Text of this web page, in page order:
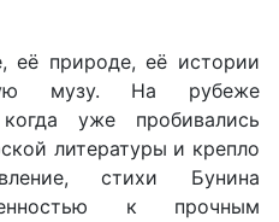
её природе, её истории
музу. На рубеже
уже пробивались
литературы и крепло
стихи Бунина
к прочным